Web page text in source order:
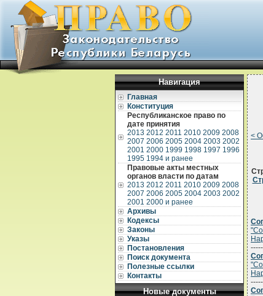
Навигация
Главная
Конституция
Республиканское право по
дате принятия
2013 2012 2011 2010 2009 2008
2007 2006 2005 2004 2003 2002
2001 2000 1999 1998 1997 1996
1995 1994 и ранее
Правовые акты местных
органов власти по датам
2013 2012 2011 2010 2009 2008
2007 2006 2005 2004 2003 2002
2001 2000 и ранее
Архивы
Кодексы
Законы
Указы
Постановления
Поиск документа
Полезные ссылки
Контакты
Новые документы
<
-----
-----